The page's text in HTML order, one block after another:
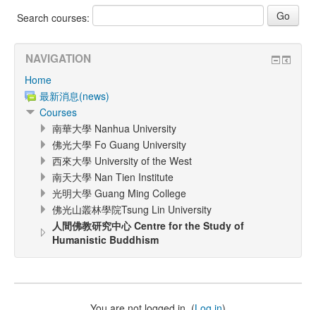
Search courses:
NAVIGATION
Home
最新消息(news)
Courses
南華大學 Nanhua University
佛光大學 Fo Guang University
西來大學 University of the West
南天大學 Nan Tien Institute
光明大學 Guang Ming College
佛光山叢林學院Tsung Lin University
人間佛教研究中心 Centre for the Study of
Humanistic Buddhism